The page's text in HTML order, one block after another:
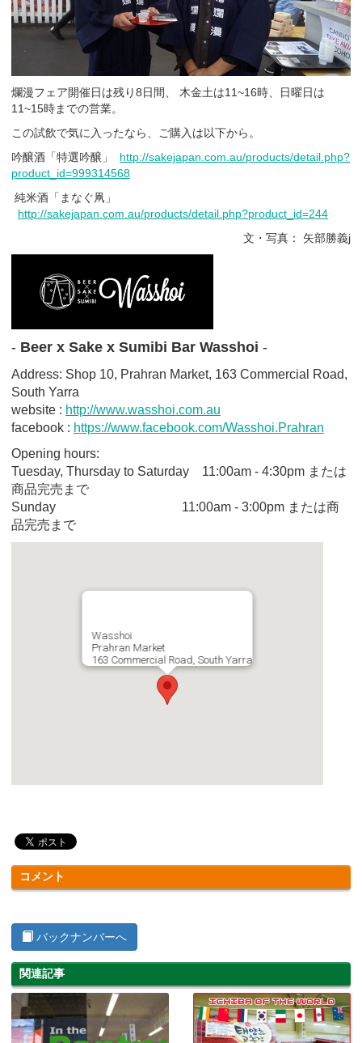
爛漫フェア開催日は残り8日間、 木金土は11~16時、日曜日は
11~15時までの営業。
この試飲で気に入ったなら、ご購入は以下から。
吟醸酒「特選吟醸」 http://sakejapan.com.au/products/detail.php?
product_id=999314568
純米酒「まなぐ凧」
http://sakejapan.com.au/products/detail.php?product_id=244
文・写真： 矢部勝義j
- Beer x Sake x Sumibi Bar Wasshoi -
Address: Shop 10, Prahran Market, 163 Commercial Road,
South Yarra
website : http://www.wasshoi.com.au
facebook : https://www.facebook.com/Wasshoi.Prahran
Opening hours:
Tuesday, Thursday to Saturday 11:00am - 4:30pm または
商品完売まで
Sunday 11:00am - 3:00pm または商
品完売まで
Wasshoi
Prahran Market
163 Commercial Road, South Yarra
コメント
バックナンバーへ
関連記事